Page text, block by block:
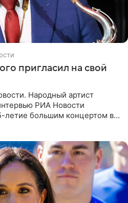
пригласил на свой
Народный артист
РИА Новости
летие большим концертом в